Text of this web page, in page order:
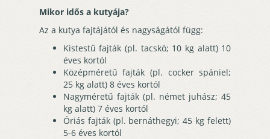
Mikor idős a kutyája?
Az a kutya fajtájától és nagyságától függ:
Kistestű fajták (pl. tacskó; 10 kg alatt) 10
éves kortól
Középméretű fajták (pl. cocker spániel;
25 kg alatt) 8 éves kortól
Nagyméretű fajták (pl. német juhász; 45
kg alatt) 7 éves kortól
Óriás fajták (pl. bernáthegyi; 45 kg felett)
5-6 éves kortól